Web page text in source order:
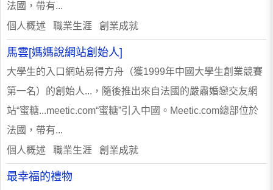
法國，帶有...
個人概述 職業生涯 創業成就
馬雲[媽媽說網站創始人]
大學生的入口網站易得方舟（獲1999年中國大學生創業競賽
第一名）的創始人...，隨後推出來自法國的嚴肅婚戀交友網
站“蜜糖...meetic.com“蜜糖”引入中國。Meetic.com總部位於
法國，帶有...
個人概述 職業生涯 創業成就
最幸福的禮物